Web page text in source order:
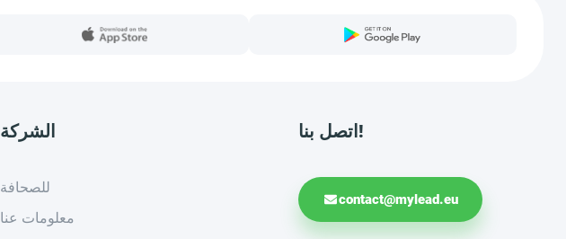
الشركة
للصحافة
معلومات عنا
اتصل بنا!
contact@mylead.eu